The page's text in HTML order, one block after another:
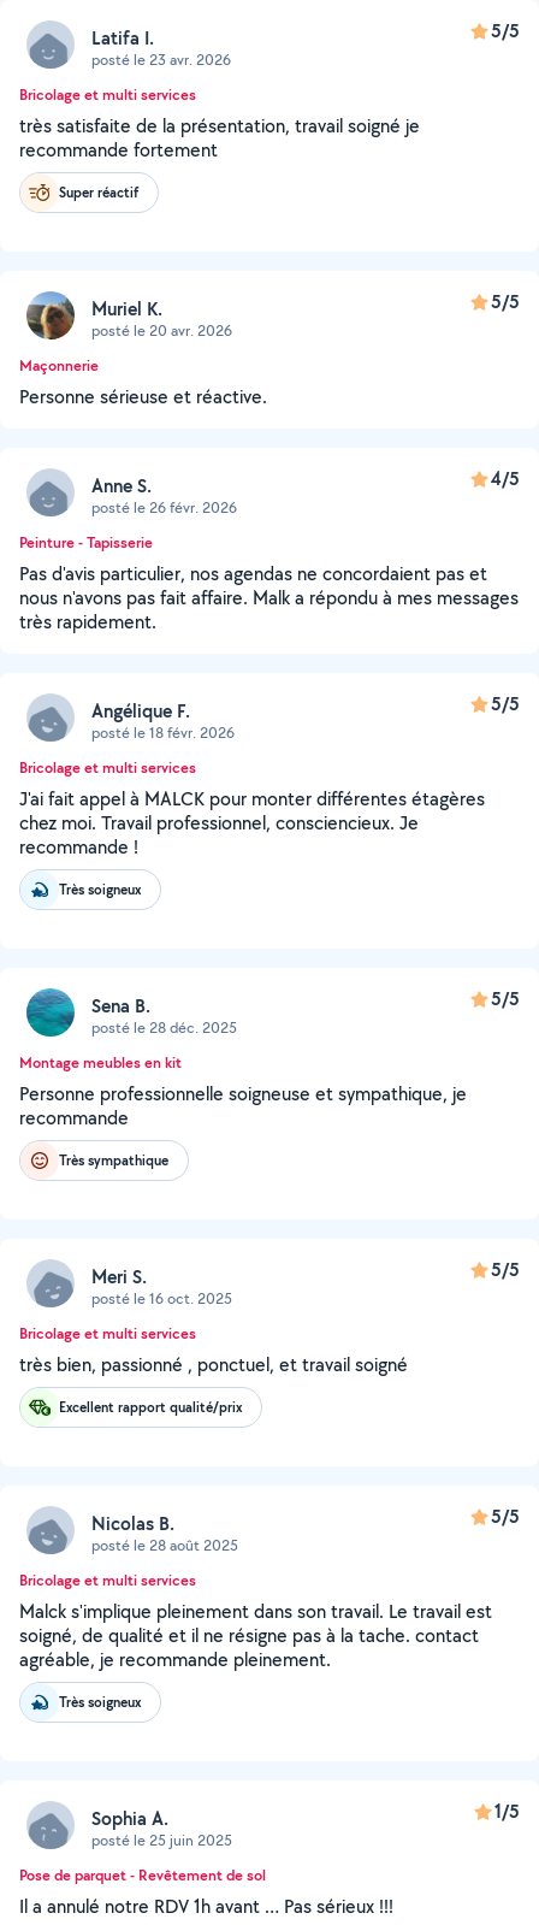
Latifa I.
posté le 23 avr. 2026
5/5
Bricolage et multi services
très satisfaite de la présentation, travail soigné je
recommande fortement
Super réactif
Muriel K.
posté le 20 avr. 2026
5/5
Maçonnerie
Personne sérieuse et réactive.
Anne S.
posté le 26 févr. 2026
4/5
Peinture - Tapisserie
Pas d'avis particulier, nos agendas ne concordaient pas et
nous n'avons pas fait affaire. Malk a répondu à mes messages
très rapidement.
Angélique F.
posté le 18 févr. 2026
5/5
Bricolage et multi services
J'ai fait appel à MALCK pour monter différentes étagères
chez moi. Travail professionnel, consciencieux. Je
recommande !
Très soigneux
Sena B.
posté le 28 déc. 2025
5/5
Montage meubles en kit
Personne professionnelle soigneuse et sympathique, je
recommande
Très sympathique
Meri S.
posté le 16 oct. 2025
5/5
Bricolage et multi services
très bien, passionné , ponctuel, et travail soigné
Excellent rapport qualité/prix
Nicolas B.
posté le 28 août 2025
5/5
Bricolage et multi services
Malck s'implique pleinement dans son travail. Le travail est
soigné, de qualité et il ne résigne pas à la tache. contact
agréable, je recommande pleinement.
Très soigneux
Sophia A.
posté le 25 juin 2025
1/5
Pose de parquet - Revêtement de sol
Il a annulé notre RDV 1h avant … Pas sérieux !!!